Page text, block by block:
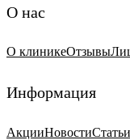
О нас
О клиникеОтзывы
Информация
АкцииНовостиСтатьи